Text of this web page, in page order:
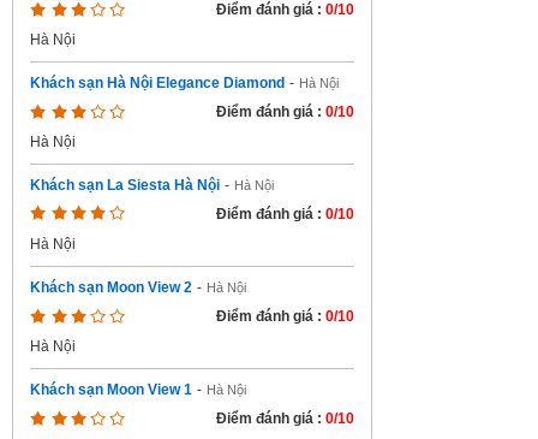
Điểm đánh giá : 0/10
Hà Nội
Khách sạn Hà Nội Elegance Diamond - Hà Nội
Điểm đánh giá : 0/10
Hà Nội
Khách sạn La Siesta Hà Nội - Hà Nội
Điểm đánh giá : 0/10
Hà Nội
Khách sạn Moon View 2 - Hà Nội
Điểm đánh giá : 0/10
Hà Nội
Khách sạn Moon View 1 - Hà Nội
Điểm đánh giá : 0/10